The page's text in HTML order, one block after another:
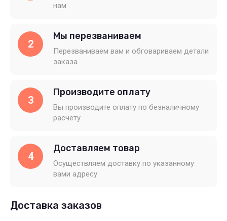
нам
2
Мы перезваниваем
Перезваниваем вам и обговариваем детали
заказа
3
Производите оплату
Вы производите оплату по безналичному
расчету
4
Доставляем товар
Осуществляем доставку по указанному
вами адресу
Доставка заказов